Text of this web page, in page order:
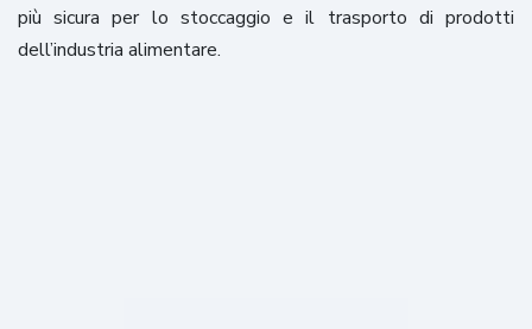
più sicura per lo stoccaggio e il trasporto di prodotti
dell’industria alimentare.